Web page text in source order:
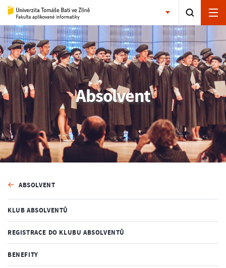
Absolvent
ABSOLVENT
KLUB ABSOLVENTŮ
REGISTRACE DO KLUBU ABSOLVENTŮ
BENEFITY